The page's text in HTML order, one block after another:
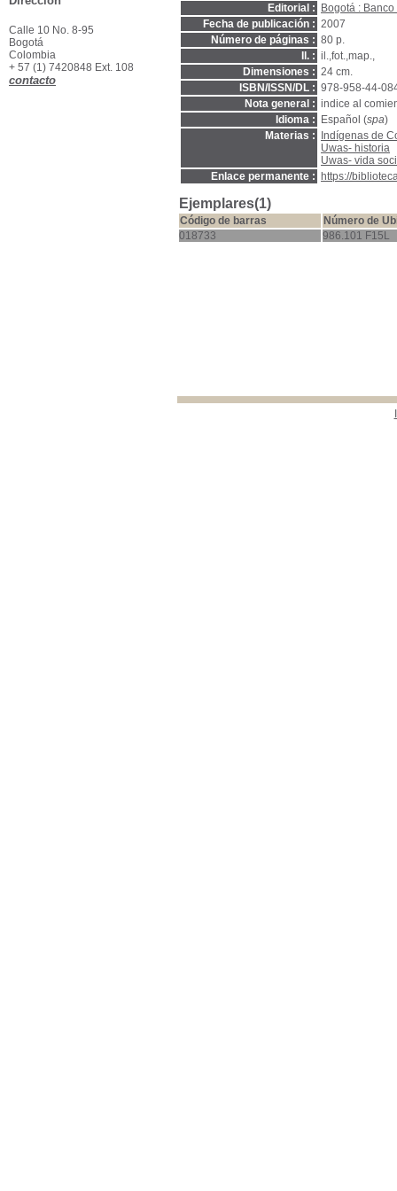
Editorial :
Bogotá :
Fecha de publicación : 2007
Número de páginas : 80 p.
Il. : il.,fot.,map.,
Dimensiones : 24 cm.
ISBN/ISSN/DL : 978-958-44-
Nota general : indice al
Idioma :
Español (spa)
Materias :
Indígenas de
Uwas- historia
Uwas- vida
Enlace permanente :
https://
Ejemplares(1)
Código de barras
Número de
018733
986.101 F15L
Calle 10 No. 8-95
Bogotá
Colombia
+ 57 (1) 7420848 Ext. 108
contacto